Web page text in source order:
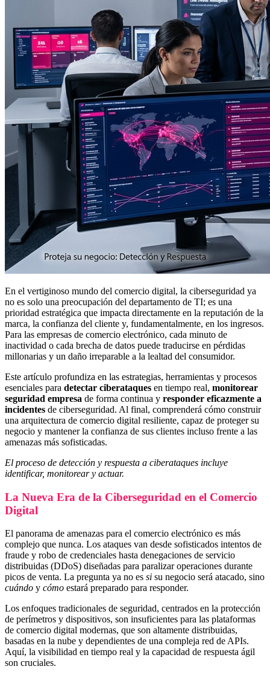
En el vertiginoso mundo del comercio digital, la ciberseguridad ya
no es solo una preocupación del departamento de TI; es una
prioridad estratégica que impacta directamente en la reputación de la
marca, la confianza del cliente y, fundamentalmente, en los ingresos.
Para las empresas de comercio electrónico, cada minuto de
inactividad o cada brecha de datos puede traducirse en pérdidas
millonarias y un daño irreparable a la lealtad del consumidor.
Este artículo profundiza en las estrategias, herramientas y procesos
esenciales para detectar ciberataques en tiempo real, monitorear
seguridad empresa de forma continua y responder eficazmente a
incidentes de ciberseguridad. Al final, comprenderá cómo construir
una arquitectura de comercio digital resiliente, capaz de proteger su
negocio y mantener la confianza de sus clientes incluso frente a las
amenazas más sofisticadas.
El proceso de detección y respuesta a ciberataques incluye
identificar, monitorear y actuar.
La Nueva Era de la Ciberseguridad en el Comercio
Digital
El panorama de amenazas para el comercio electrónico es más
complejo que nunca. Los ataques van desde sofisticados intentos de
fraude y robo de credenciales hasta denegaciones de servicio
distribuidas (DDoS) diseñadas para paralizar operaciones durante
picos de venta. La pregunta ya no es si su negocio será atacado, sino
cuándo y cómo estará preparado para responder.
Los enfoques tradicionales de seguridad, centrados en la protección
de perímetros y dispositivos, son insuficientes para las plataformas
de comercio digital modernas, que son altamente distribuidas,
basadas en la nube y dependientes de una compleja red de APIs.
Aquí, la visibilidad en tiempo real y la capacidad de respuesta ágil
son cruciales.